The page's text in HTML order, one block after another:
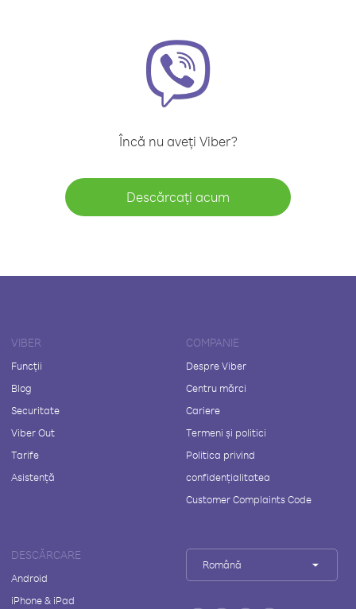
Încă nu aveți Viber?
Descărcați acum
VIBER
Funcții
Blog
Securitate
Viber Out
Tarife
Asistență
COMPANIE
Despre Viber
Centru mărci
Cariere
Termeni și politici
Politica privind
confidențialitatea
Customer Complaints Code
DESCĂRCARE
Android
iPhone & iPad
Română